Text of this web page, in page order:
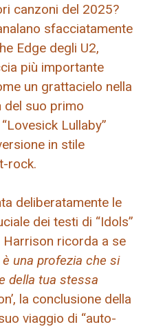
canzoni del 2025?
sfacciatamente
Edge degli U2,
più importante
un grattacielo nella
del suo primo
Lullaby”
in stile
rock.
deliberatamente le
dei testi di “Idols”
Harrison ricorda a se
una profezia che si
della tua stessa
la conclusione della
viaggio di “auto-